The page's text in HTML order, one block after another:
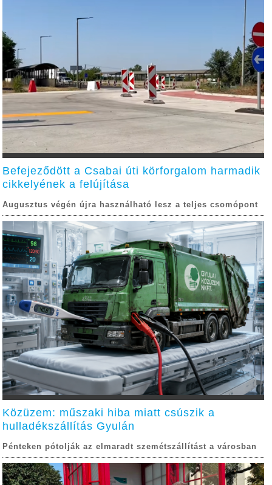
Befejeződött a Csabai úti körforgalom harmadik
cikkelyének a felújítása
Augusztus végén újra használható lesz a teljes csomópont
Közüzem: műszaki hiba miatt csúszik a
hulladékszállítás Gyulán
Pénteken pótolják az elmaradt szemétszállítást a városban